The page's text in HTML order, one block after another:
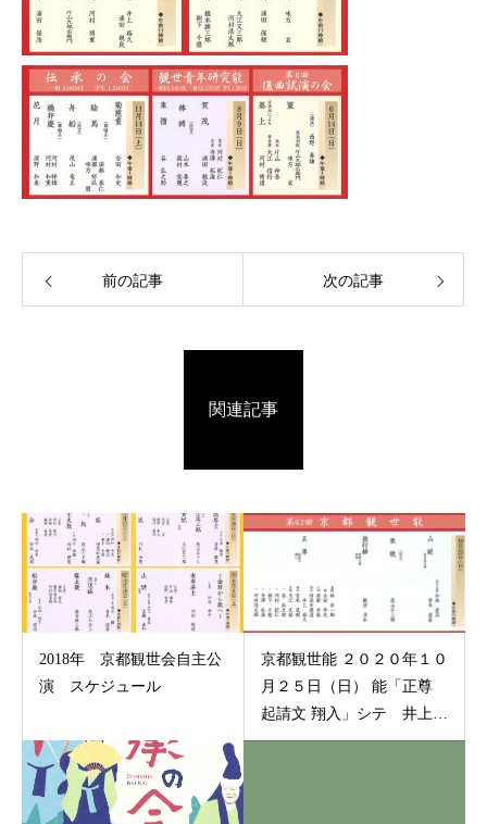
前の記事 次の記事
関連記事
2018年 京都観世会自主公
演 スケジュール
京都観世能 ２０２０年１０
月２５日（日） 能「正尊
起請文 翔入」シテ 井上裕
久